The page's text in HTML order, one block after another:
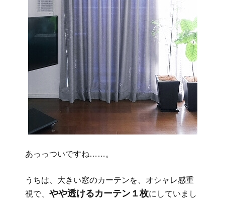
あっっついですね……。
うちは、大きい窓のカーテンを、オシャレ感重
視で、 やや透けるカーテン１枚にしていまし